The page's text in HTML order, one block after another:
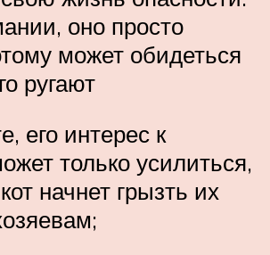
оно просто
может обидеться
ругают
его интерес к
только усилиться,
начнет грызть их